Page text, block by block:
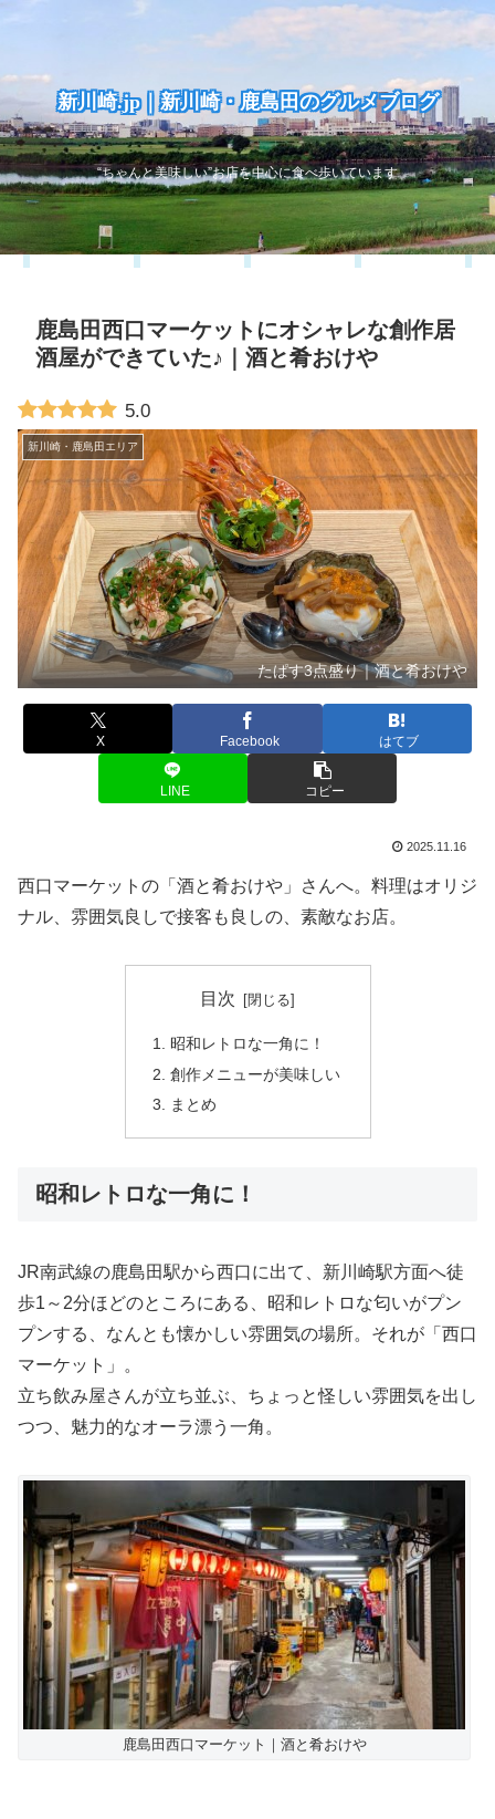
新川崎.jp｜新川崎・鹿島田のグルメブログ
“ちゃんと美味しい”お店を中心に食べ歩いています
鹿島田西口マーケットにオシャレな創作居
酒屋ができていた♪｜酒と肴おけや
5.0
新川崎・鹿島田エリア
たぱす3点盛り｜酒と肴おけや
X Facebook はてブ
LINE コピー
2025.11.16
西口マーケットの「酒と肴おけや」さんへ。料理はオリジ
ナル、雰囲気良しで接客も良しの、素敵なお店。
目次
昭和レトロな一角に！
創作メニューが美味しい
まとめ
昭和レトロな一角に！
JR南武線の鹿島田駅から西口に出て、新川崎駅方面へ徒
歩1～2分ほどのところにある、昭和レトロな匂いがプン
プンする、なんとも懐かしい雰囲気の場所。それが「西口
マーケット」。
立ち飲み屋さんが立ち並ぶ、ちょっと怪しい雰囲気を出し
つつ、魅力的なオーラ漂う一角。
鹿島田西口マーケット｜酒と肴おけや